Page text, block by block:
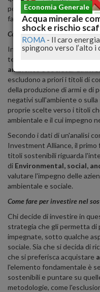
positivo gli sviluppi del
favorendo il raggiungimento
Cosa significa investire nel
Investire nel sostenibile
tenendo l'occhio puntato sull'
ambiente e società
. Gli
escludono a priori i titoli di
della produzione di armi e di
negativi sull'ambiente o
proprie scelte verso i titoli
ambientale e il cui impegno
Secondo i dati di un'analisi
Investment Alliance, il
titoli sostenibili riguarda
di Environmental, social,
valutare l'impegno delle
ambientale e sociale.
Come fare per investire nel
Chi decide di investire in
strategia che gli permetta di
impegnate, sotto qualche
sociale. Sia che si decida di
che si preferisca acquistare
l'elemento fondamentale è
sostenibili e puntare su
metodologie, come
Economia Generale
Acqua minerale
shock e rischio
ROMA - Il caro
spingono verso l’alto i